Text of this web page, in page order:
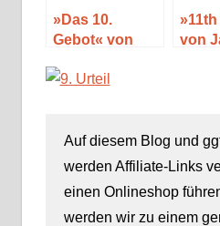
»Das 10.
Gebot« von
Patterson und
von
Auf diesem Blog und
werden Affiliate-Links
einen Onlineshop
werden wir zu einem